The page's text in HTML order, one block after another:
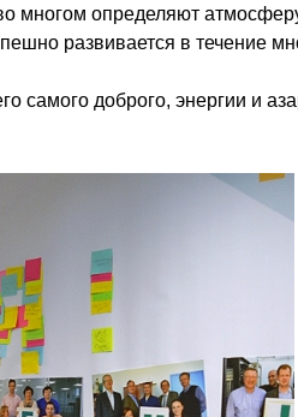
многом определяют
развивается в течение
самого доброго, энергии и